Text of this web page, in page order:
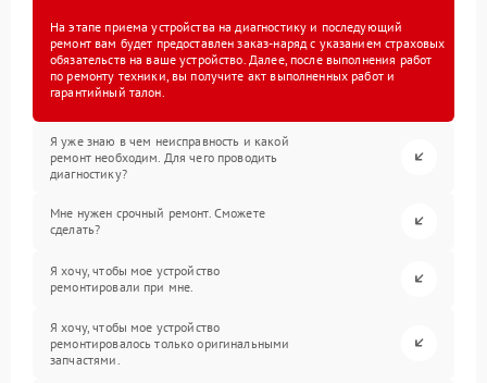
На этапе приема устройства на диагностику и последующий
ремонт вам будет предоставлен заказ-наряд с указанием страховых
обязательств на ваше устройство. Далее, после выполнения работ
по ремонту техники, вы получите акт выполненных работ и
гарантийный талон.
Я уже знаю в чем неисправность и какой
ремонт необходим. Для чего проводить
диагностику?
Мне нужен срочный ремонт. Сможете
сделать?
Я хочу, чтобы мое устройство
ремонтировали при мне.
Я хочу, чтобы мое устройство
ремонтировалось только оригинальными
запчастями.